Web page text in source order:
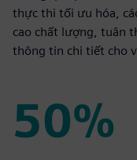
thực thi tối ưu hóa,
cao chất lượng, tuân
thông tin chi tiết cho
50%